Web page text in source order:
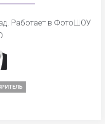
. Работает в ФотоШОУ